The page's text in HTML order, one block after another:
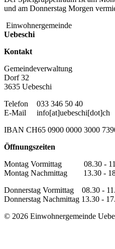
und am Donnerstag Morgen
Einwohnergemeinde
Uebeschi
Kontakt
Gemeindeverwaltung
Dorf 32
3635 Uebeschi
Telefon
033 346 50 40
E-Mail
info[at]uebeschi[dot]ch
IBAN CH65 0900 0000 3000
Öffnungszeiten
Montag Vormittag 08.30 -
Montag Nachmittag 13.30 -
Donnerstag Vormittag 08.30 -
Donnerstag Nachmittag 13.30 -
© 2026 Einwohnergemeinde